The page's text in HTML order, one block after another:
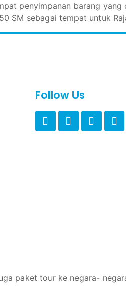
penyimpanan barang yang
SM sebagai tempat untuk
Follow Us
paket tour ke negara-